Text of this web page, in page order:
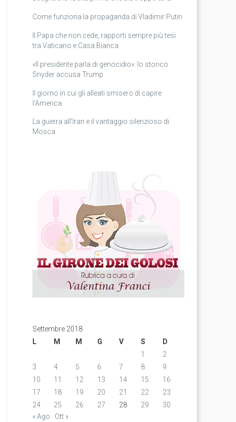
Come funziona la propaganda di Vladimir Putin
Il Papa che non cede, rapporti sempre più tesi
tra Vaticano e Casa Bianca
«Il presidente parla di genocidio»: lo storico
Snyder accusa Trump
Il giorno in cui gli alleati smisero di capire
l’America
La guerra all’Iran e il vantaggio silenzioso di
Mosca
Settembre 2018
L
M M G V S
D
1
2
3
4 5 6 7 8
9
10
11 12 13 14 15
16
17
18 19 20 21 22
23
24
25 26 27 28 29
30
« Ago
Ott »